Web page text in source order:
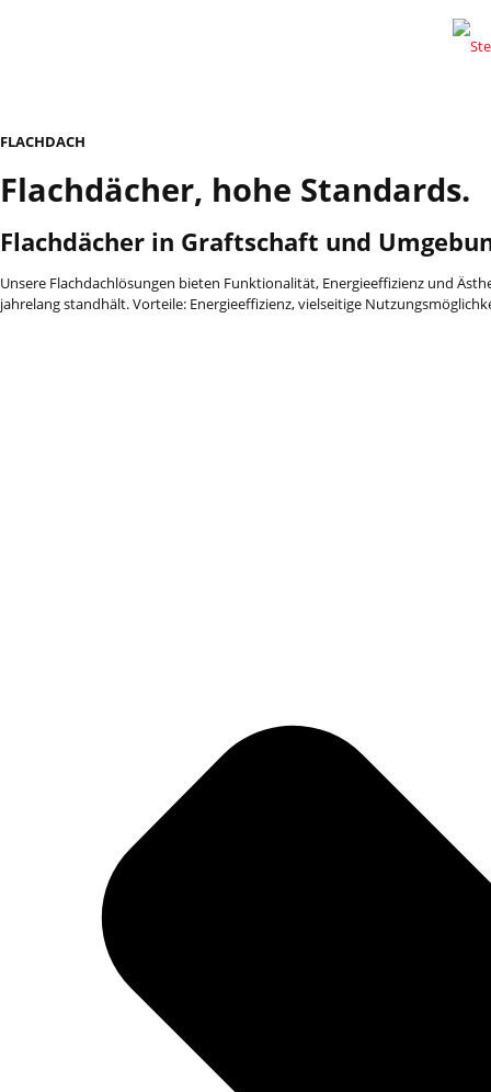
FLACHDACH
Flachdächer, hohe Standards.
Flachdächer in Graftschaft und
Unsere Flachdachlösungen bieten Funktionalität, Energieeffizienz und
jahrelang standhält. Vorteile: Energieeffizienz, vielseitige